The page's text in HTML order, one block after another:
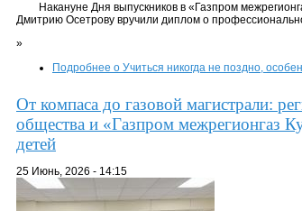
Накануне Дня выпускников в «Газпром
Дмитрию Осетрову вручили диплом о
»
Подробнее о Учиться никогда не поздно,
От компаса до газовой магистрали:
общества и «Газпром межрегионгаз
детей
25 Июнь, 2026 - 14:15